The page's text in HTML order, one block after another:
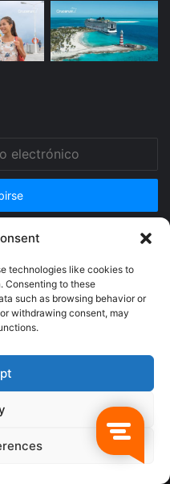
technologies like cookies to
Consenting to these
such as browsing behavior or
withdrawing consent, may
reservados @Crucerum |